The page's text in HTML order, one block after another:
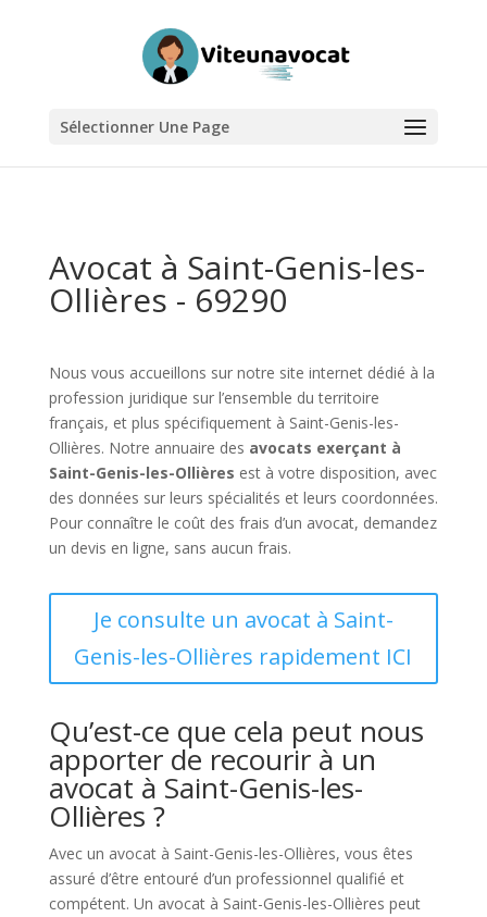
Sélectionner Une Page
Avocat à Saint-Genis-les-
Ollières - 69290
Nous vous accueillons sur notre site internet dédié à la
profession juridique sur l’ensemble du territoire
français, et plus spécifiquement à Saint-Genis-les-
Ollières. Notre annuaire des avocats exerçant à
Saint-Genis-les-Ollières est à votre disposition, avec
des données sur leurs spécialités et leurs coordonnées.
Pour connaître le coût des frais d’un avocat, demandez
un devis en ligne, sans aucun frais.
Je consulte un avocat à Saint-
Genis-les-Ollières rapidement ICI
Qu’est-ce que cela peut nous
apporter de recourir à un
avocat à Saint-Genis-les-
Ollières ?
Avec un avocat à Saint-Genis-les-Ollières, vous êtes
assuré d’être entouré d’un professionnel qualifié et
compétent. Un avocat à Saint-Genis-les-Ollières peut